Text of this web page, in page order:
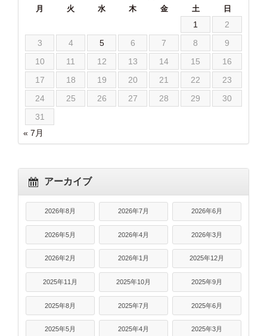
月 火 水 木 金 土 日
1
2
3
4 5 6 7 8
9
10
11 12 13 14 15
16
17
18 19 20 21 22
23
24
25 26 27 28 29
30
31
« 7月
アーカイブ
2026年8月 2026年7月 2026年6月
2026年5月 2026年4月 2026年3月
2026年2月 2026年1月 2025年12月
2025年11月 2025年10月 2025年9月
2025年8月 2025年7月 2025年6月
2025年5月 2025年4月 2025年3月